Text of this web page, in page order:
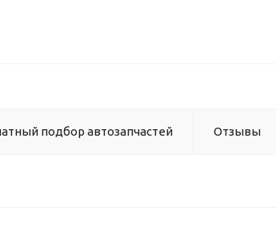
подбор автозапчастей Отзывы